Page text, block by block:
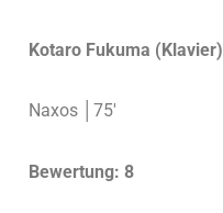
Kotaro Fukuma (Klavier)
Naxos │75′
Bewertung: 8